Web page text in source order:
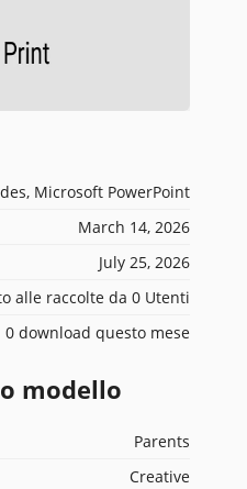
Microsoft PowerPoint
March 14, 2026
July 25, 2026
alle raccolte da 0 Utenti
0 download questo mese
modello
Parents
Creative